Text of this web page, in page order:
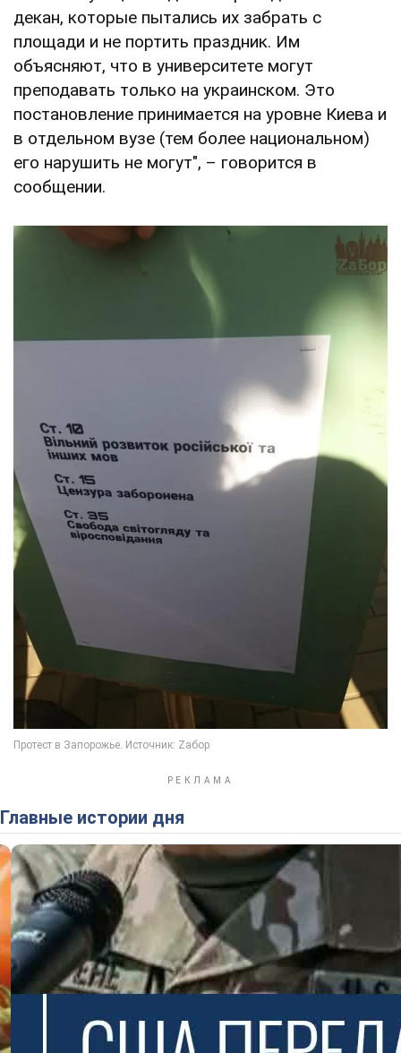
декан, которые пытались их забрать с
площади и не портить праздник. Им
объясняют, что в университете могут
преподавать только на украинском. Это
постановление принимается на уровне Киева и
в отдельном вузе (тем более национальном)
его нарушить не могут", – говорится в
сообщении.
Главные истории дня